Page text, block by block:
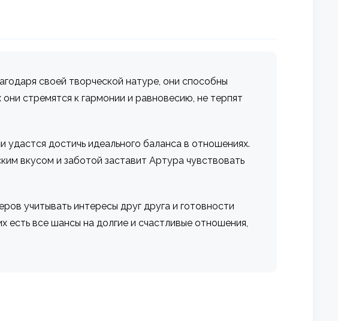
своей творческой натуре, они способны
стремятся к гармонии и равновесию, не терпят
достичь идеального баланса в отношениях.
вкусом и заботой заставит Артура чувствовать
учитывать интересы друг друга и готовности
все шансы на долгие и счастливые отношения,